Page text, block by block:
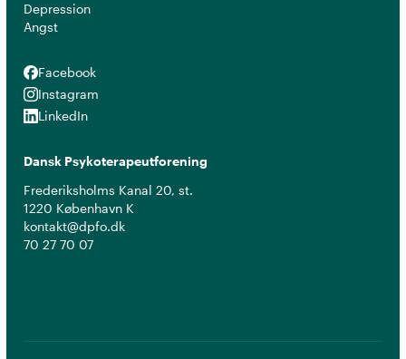
Depression
Angst
Facebook
Facebook
Instagram
Instagram
LinkedIn
LinkedIn
Dansk Psykoterapeutforening
Frederiksholms Kanal 20, st.
1220 København K
kontakt@dpfo.dk
70 27 70 07